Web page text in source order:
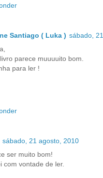
Santiago ( Luka ) sábado,
parece muuuuito bom.
para ler !
sábado, 21 agosto, 2010
ser muito bom!
com vontade de ler.